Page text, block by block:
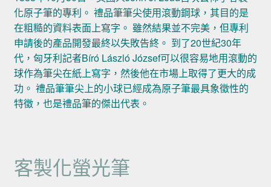
化原子筆的專利。 禮品筆筆尖使用滾動鋼球，其目的是
在粗糙的資料表面上寫字。 雖然結果並不完美，但專利
申請後的產品開發最終以失敗告終。 到了20世紀30年
代，匈牙利記者Bíró László József可以很容易地用滾動的
球作為筆尖在紙上寫字，然後他在市場上取得了更大的成
功。 禮品筆筆尖上的小球已經成為原子筆最具象徵性的
特徵，也是禮品筆的傑出代表。
客製化螢光筆